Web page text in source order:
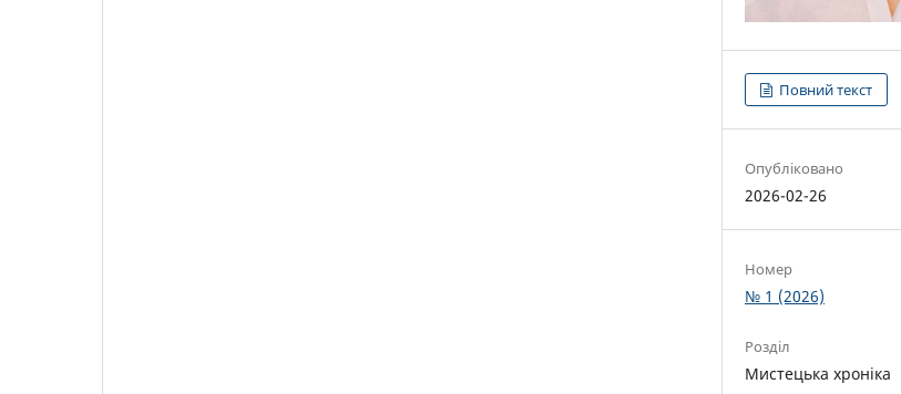
Повний текст
Опубліковано
2026-02-26
Номер
№ 1 (2026)
Розділ
Мистецька хроніка